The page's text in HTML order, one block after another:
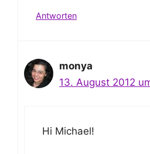
Antworten
monya
13. August 2012
Hi Michael!